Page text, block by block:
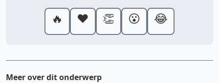
🔥 ❤️ 👏 😮 😂
Meer over dit onderwerp